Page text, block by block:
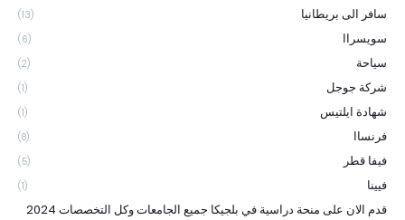
سافر الى بريطانيا (13)
سويسراا (6)
سياحة (2)
شركة جوجل (1)
شهادة ايلتيس (1)
فرنساا (8)
فيفا قطر (5)
فيينا (1)
قدم الان على منحة دراسية في بلجيكا جميع الجامعات وكل التخصصات 2024